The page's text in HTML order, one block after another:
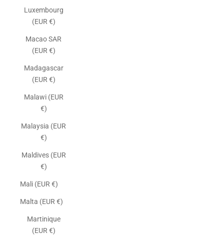
Luxembourg
(EUR €)
Macao SAR
(EUR €)
Madagascar
(EUR €)
Malawi (EUR
€)
Malaysia (EUR
€)
Maldives (EUR
€)
Mali (EUR €)
Malta (EUR €)
Martinique
(EUR €)